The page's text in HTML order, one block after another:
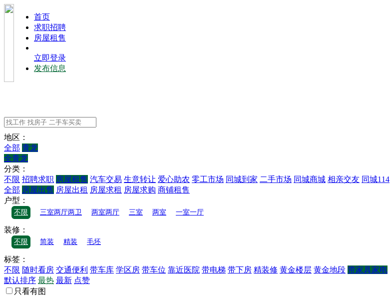
⾸⻚
求职招聘
房屋租售
立即登录
发布信息
地区：
全部 青龙
全青龙
分类：
不限 招聘求职 房屋租售 汽车交易 生意转让 爱心助农 零工市场 同城到家 二手市场 同城商城 相亲交友 同城114
全部 房屋出售 房屋出租 房屋求租 房屋求购 商铺租售
户型：
不限 三室两厅两卫 两室两厅 三室 两室 一室一厅
装修：
不限 简装 精装 毛坯
标签：
不限 随时看房 交通便利 带车库 学区房 带车位 靠近医院 带电梯 带下房 精装修 黄金楼层 黄金地段 带家具家电
默认排序 最热 最新 点赞
只看有图